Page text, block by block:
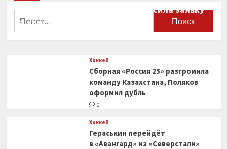
контракт
Сборная Канады по хоккею огласила заявку
на чемпионат мира
Хоккей
Сборная «Россия 25» разгромила
команду Казахстана, Поляков
оформил дубль
0
Хоккей
Гераськин перейдёт
в «Авангард» из «Северстали»